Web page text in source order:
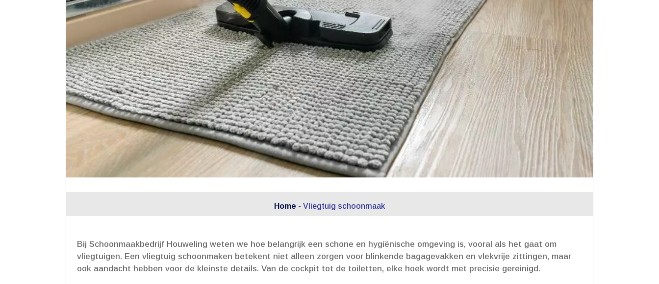
Home - Vliegtuig schoonmaak
Bij Schoonmaakbedrijf Houweling weten we hoe belangrijk een schone en hygiënische omgeving is, vooral als het gaat om
vliegtuigen.​ Een vliegtuig schoonmaken betekent niet alleen zorgen voor blinkende bagagevakken en vlekvrije zittingen, maar
ook aandacht hebben voor de kleinste details.​ Van de cockpit tot de toiletten, elke hoek wordt met precisie gereinigd.​